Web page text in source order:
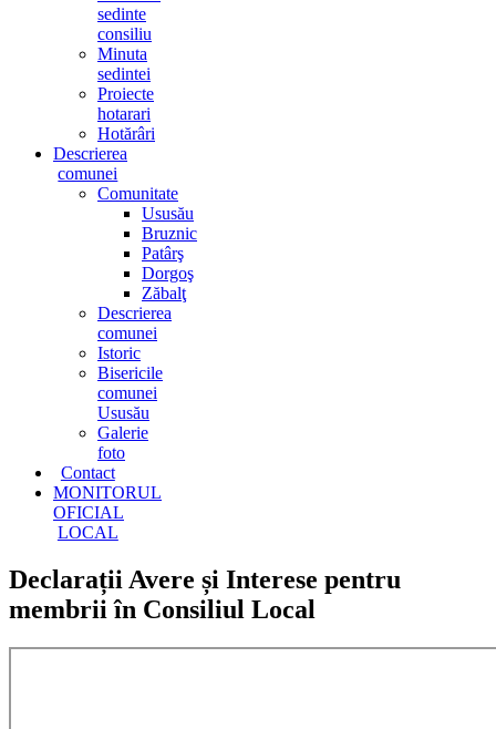
sedinte
consiliu
Minuta
sedintei
Proiecte
hotarari
Hotărâri
Descrierea
comunei
Comunitate
Ususău
Bruznic
Patârş
Dorgoş
Zăbalţ
Descrierea
comunei
Istoric
Bisericile
comunei
Ususău
Galerie
foto
Contact
MONITORUL
OFICIAL
LOCAL
Declarații Avere și Interese pentru
membrii în Consiliul Local